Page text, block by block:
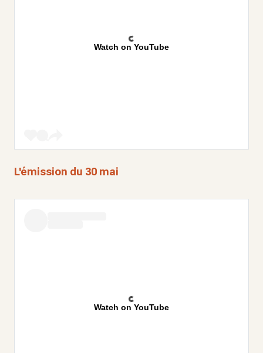
Watch on YouTube
L'émission du 30 mai
Watch on YouTube